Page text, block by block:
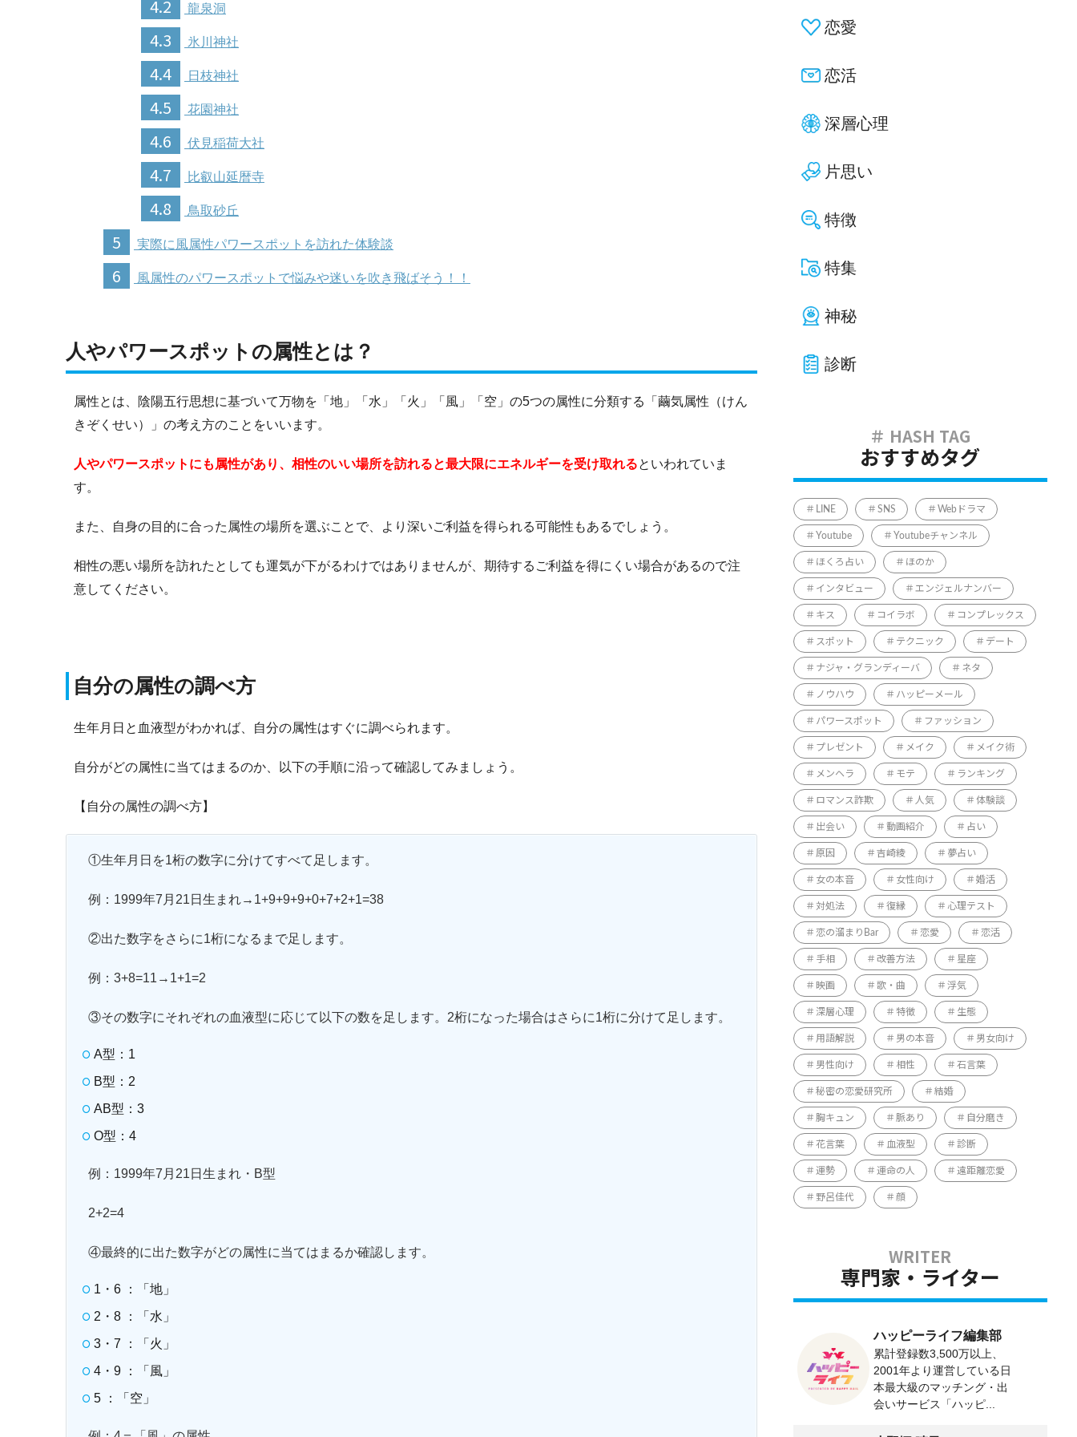
4.2 龍泉洞
4.3 氷川神社
4.4 日枝神社
4.5 花園神社
4.6 伏見稲荷大社
4.7 比叡山延暦寺
4.8 鳥取砂丘
5 実際に風属性パワースポットを訪れた体験談
6 風属性のパワースポットで悩みや迷いを吹き飛ばそう！！
人やパワースポットの属性とは？
属性とは、陰陽五行思想に基づいて万物を「地」「水」「火」「風」「空」の5つの属性に分類する「繭気属性（けん
きぞくせい）」の考え方のことをいいます。
人やパワースポットにも属性があり、相性のいい場所を訪れると最大限にエネルギーを受け取れるといわれていま
す。
また、自身の目的に合った属性の場所を選ぶことで、より深いご利益を得られる可能性もあるでしょう。
相性の悪い場所を訪れたとしても運気が下がるわけではありませんが、期待するご利益を得にくい場合があるので注
意してください。
自分の属性の調べ方
生年月日と血液型がわかれば、自分の属性はすぐに調べられます。
自分がどの属性に当てはまるのか、以下の手順に沿って確認してみましょう。
【自分の属性の調べ方】
①生年月日を1桁の数字に分けてすべて足します。
例：1999年7月21日生まれ→1+9+9+9+0+7+2+1=38
②出た数字をさらに1桁になるまで足します。
例：3+8=11→1+1=2
③その数字にそれぞれの血液型に応じて以下の数を足します。2桁になった場合はさらに1桁に分けて足します。
A型：1
B型：2
AB型：3
O型：4
例：1999年7月21日生まれ・B型
2+2=4
④最終的に出た数字がどの属性に当てはまるか確認します。
1・6 ：「地」
2・8 ：「水」
3・7 ：「火」
4・9 ：「風」
5 ：「空」
恋愛
恋活
深層心理
片思い
特徴
特集
神秘
診断
おすすめタグ
LINE SNS Webドラマ
Youtube Youtubeチャンネル
ほくろ占い ほのか
インタビュー エンジェルナンバー
キス コイラボ コンプレックス
スポット テクニック デート
ナジャ・グランディーバ ネタ
ノウハウ ハッピーメール
パワースポット ファッション
プレゼント メイク メイク術
メンヘラ モテ ランキング
ロマンス詐欺 人気 体験談
出会い 動画紹介 占い
原因 吉崎綾 夢占い
女の本音 女性向け 婚活
対処法 復縁 心理テスト
恋の溜まりBar 恋愛 恋活
手相 改善方法 星座
映画 歌・曲 浮気
深層心理 特徴 生態
用語解説 男の本音 男女向け
男性向け 相性 石言葉
秘密の恋愛研究所 結婚
胸キュン 脈あり 自分磨き
花言葉 血液型 診断
運勢 運命の人 遠距離恋愛
野呂佳代 顔
専門家・ライター
ハッピーライフ編集部
累計登録数3,500万以上、
2001年より運営している日
本最大級のマッチング・出
会いサービス「ハッピ...